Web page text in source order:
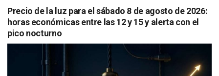
Precio de la luz para el sábado 8 de agosto de 2026:
horas económicas entre las 12 y 15 y alerta con el
pico nocturno